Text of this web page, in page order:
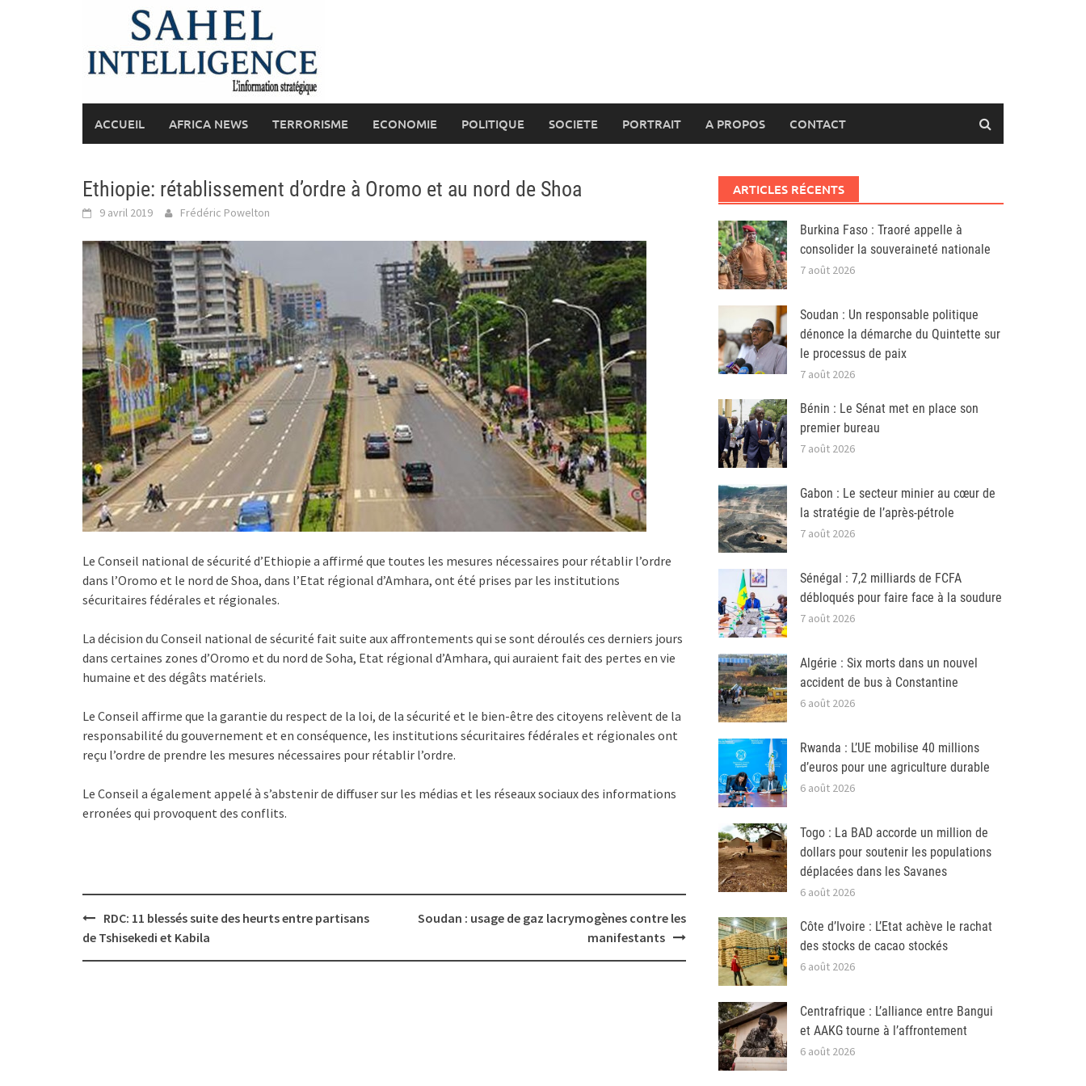
ACCUEIL AFRICA NEWS TERRORISME ECONOMIE POLITIQUE SOCIETE PORTRAIT A PROPOS CONTACT
Ethiopie: rétablissement d’ordre à Oromo et au nord de Shoa
9 avril 2019 Frédéric Powelton
Le Conseil national de sécurité d’Ethiopie a affirmé que toutes les mesures nécessaires pour rétablir l’ordre
dans l’Oromo et le nord de Shoa, dans l’Etat régional d’Amhara, ont été prises par les institutions
sécuritaires fédérales et régionales.
La décision du Conseil national de sécurité fait suite aux affrontements qui se sont déroulés ces derniers jours
dans certaines zones d’Oromo et du nord de Soha, Etat régional d’Amhara, qui auraient fait des pertes en vie
humaine et des dégâts matériels.
Le Conseil affirme que la garantie du respect de la loi, de la sécurité et le bien-être des citoyens relèvent de la
responsabilité du gouvernement et en conséquence, les institutions sécuritaires fédérales et régionales ont
reçu l’ordre de prendre les mesures nécessaires pour rétablir l’ordre.
Le Conseil a également appelé à s’abstenir de diffuser sur les médias et les réseaux sociaux des informations
erronées qui provoquent des conflits.
Post
navigation
RDC: 11 blessés suite des heurts entre partisans
de Tshisekedi et Kabila
Soudan : usage de gaz lacrymogènes contre les
manifestants
ARTICLES RÉCENTS
Burkina Faso : Traoré appelle à
consolider la souveraineté nationale
7 août 2026
Soudan : Un responsable politique
dénonce la démarche du Quintette sur
le processus de paix
7 août 2026
Bénin : Le Sénat met en place son
premier bureau
7 août 2026
Gabon : Le secteur minier au cœur de
la stratégie de l’après-pétrole
7 août 2026
Sénégal : 7,2 milliards de FCFA
débloqués pour faire face à la soudure
7 août 2026
Algérie : Six morts dans un nouvel
accident de bus à Constantine
6 août 2026
Rwanda : L’UE mobilise 40 millions
d’euros pour une agriculture durable
6 août 2026
Togo : La BAD accorde un million de
dollars pour soutenir les populations
déplacées dans les Savanes
6 août 2026
Côte d’Ivoire : L’Etat achève le rachat
des stocks de cacao stockés
6 août 2026
Centrafrique : L’alliance entre Bangui
et AAKG tourne à l’affrontement
6 août 2026